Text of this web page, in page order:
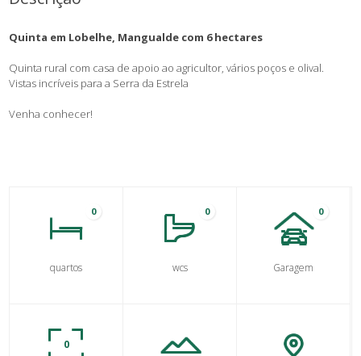
Quinta em Lobelhe, Mangualde com 6 hectares
Quinta rural com casa de apoio ao agricultor, vários poços e olival.
Vistas incríveis para a Serra da Estrela
Venha conhecer!
0
quartos
0
wcs
0
Garagem
0